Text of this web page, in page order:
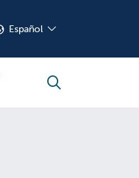
Español
buscar